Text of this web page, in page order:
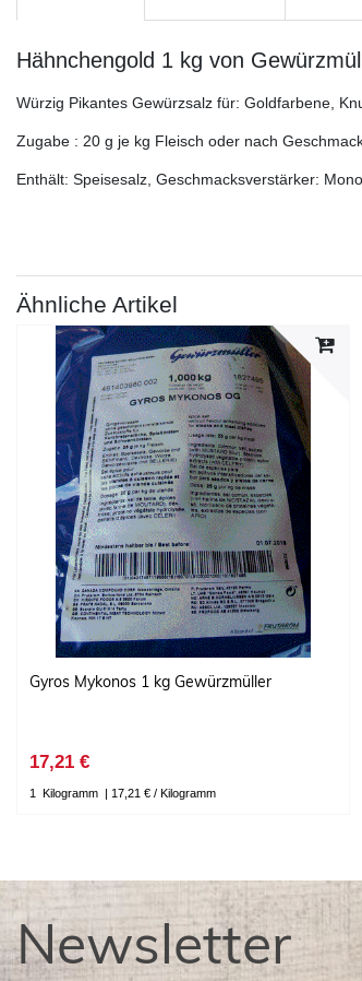
Hähnchengold 1 kg von
Würzig Pikantes Gewürzsalz für: Goldfarbene,
Zugabe : 20 g je kg Fleisch oder nach
Enthält: Speisesalz, Geschmacksverstärker:
Ähnliche Artikel
Gyros Mykonos 1 kg Gewürzmüller
17,21 €
1 Kilogramm | 17,21 € / Kilogramm
Newsletter